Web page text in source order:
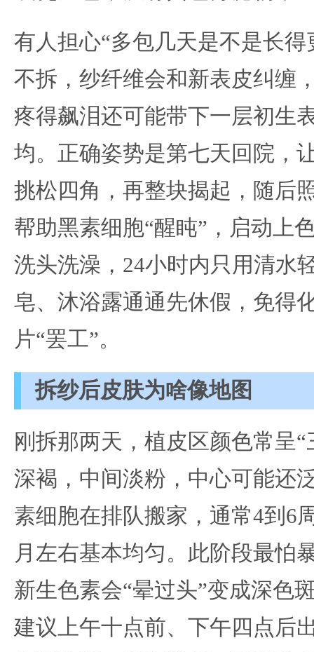
有人担心“多包几天是不是长
不拆，纱纤维会和新表皮纠缠
疼得飙泪还可能带下一层初生
均。正确姿势是第七天回院，
挑松四角，再整块揭起，随后
帮助黑素细胞“醒盹”，启动上
洗头洗澡，24小时内只用清水
皂、沐浴露通通先休假，免得
片“罢工”。
拆纱后皮肤为啥像地图
刚拆那两天，植皮区颜色常呈
深褐，中间淡粉，中心可能还
素细胞在排队搬家，通常4到6
月左右基本均匀。此阶段最怕
新生色素会“晕过头”变成深色
建议上午十点前、下午四点后